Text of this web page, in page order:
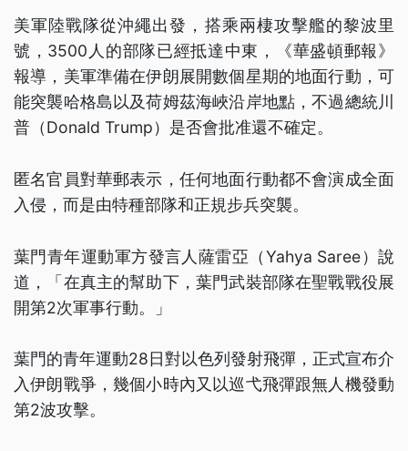
美軍陸戰隊從沖繩出發，搭乘兩棲攻擊艦的黎波里
號，3500人的部隊已經抵達中東，《華盛頓郵報》
報導，美軍準備在伊朗展開數個星期的地面行動，可
能突襲哈格島以及荷姆茲海峽沿岸地點，不過總統川
普（Donald Trump）是否會批准還不確定。
匿名官員對華郵表示，任何地面行動都不會演成全面
入侵，而是由特種部隊和正規步兵突襲。
葉門青年運動軍方發言人薩雷亞（Yahya Saree）說
道，「在真主的幫助下，葉門武裝部隊在聖戰戰役展
開第2次軍事行動。」
葉門的青年運動28日對以色列發射飛彈，正式宣布介
入伊朗戰爭，幾個小時內又以巡弋飛彈跟無人機發動
第2波攻擊。